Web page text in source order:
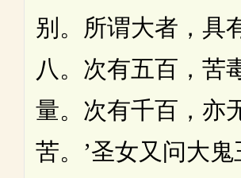
别。所谓大者，具
八。次有五百，苦
量。次有千百，亦
苦。’圣女又问大鬼